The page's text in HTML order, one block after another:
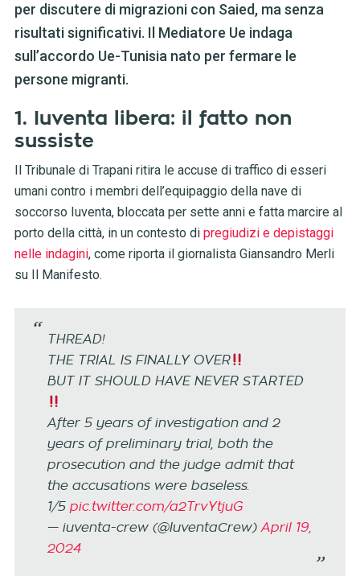
per discutere di migrazioni con Saied, ma senza
risultati significativi. Il Mediatore Ue indaga
sull’accordo Ue-Tunisia nato per fermare le
persone migranti.
1. Iuventa libera: il fatto non
sussiste
Il Tribunale di Trapani ritira le accuse di traffico di esseri
umani contro i membri dell’equipaggio della nave di
soccorso Iuventa, bloccata per sette anni e fatta marcire al
porto della città, in un contesto di pregiudizi e depistaggi
nelle indagini, come riporta il giornalista Giansandro Merli
su Il Manifesto.
THREAD!
THE TRIAL IS FINALLY OVER
BUT IT SHOULD HAVE NEVER STARTED
After 5 years of investigation and 2
years of preliminary trial, both the
prosecution and the judge admit that
the accusations were baseless.
1/5 pic.twitter.com/a2TrvYtjuG
— iuventa-crew (@IuventaCrew) April 19,
2024